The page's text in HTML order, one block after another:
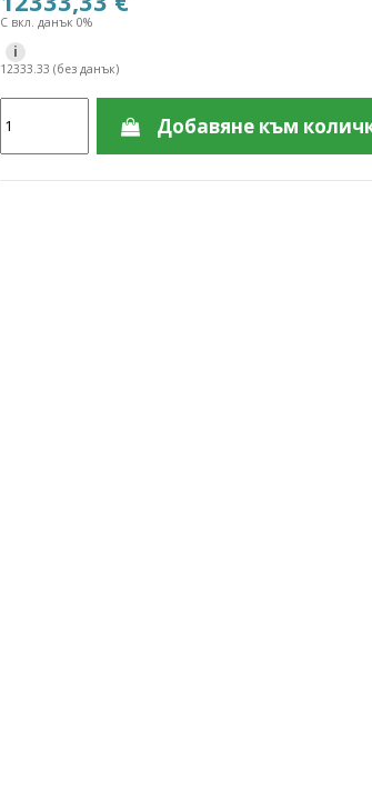
С вкл. данък 0%
i
12333.33 (без данък)
Добавяне към